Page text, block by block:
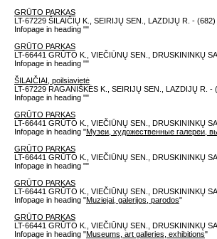
GRŪTO PARKAS
LT-67229 ŠILAIČIŲ K., SEIRIJŲ SEN., LAZDIJŲ R. -
Infopage in heading ""
GRŪTO PARKAS
LT-66441 GRŪTO K., VIEČIŪNŲ SEN., DRUSKININKŲ
Infopage in heading ""
ŠILAIČIAI, poilsiavietė
LT-67229 RAGANIŠKĖS K., SEIRIJŲ SEN., LAZDIJŲ R. -
Infopage in heading ""
GRŪTO PARKAS
LT-66441 GRŪTO K., VIEČIŪNŲ SEN., DRUSKININKŲ
Infopage in heading "Музеи, художественные галереи,
GRŪTO PARKAS
LT-66441 GRŪTO K., VIEČIŪNŲ SEN., DRUSKININKŲ
Infopage in heading ""
GRŪTO PARKAS
LT-66441 GRŪTO K., VIEČIŪNŲ SEN., DRUSKININKŲ
Infopage in heading "Muziejai, galerijos, parodos"
GRŪTO PARKAS
LT-66441 GRŪTO K., VIEČIŪNŲ SEN., DRUSKININKŲ
Infopage in heading "Museums, art galleries, exhibitions"